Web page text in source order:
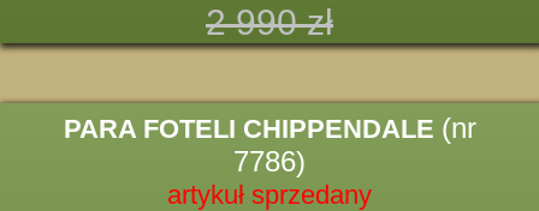
2 990 zł
PARA FOTELI CHIPPENDALE (nr
7786)
artykuł sprzedany